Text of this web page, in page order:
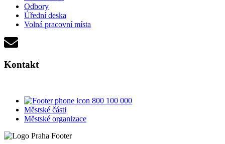
Odbory
Úřední deska
Volná pracovní místa
Kontakt
800 100 000
Městské části
Městské organizace